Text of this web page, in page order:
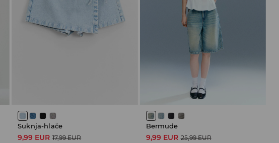
Suknja-hlače
9,99 EUR 17,99 EUR
Bermude
9,99 EUR 25,99 EUR